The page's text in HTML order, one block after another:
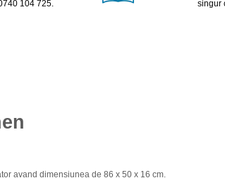
104 725.
singur
avand dimensiunea de 86 x 50 x 16 cm.